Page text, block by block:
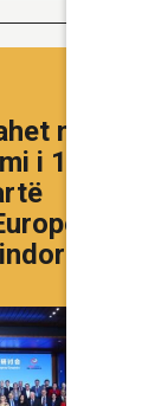
në
i 10-